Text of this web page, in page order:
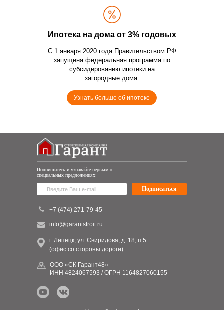
Ипотека на дома от 3% годовых
С 1 января 2020 года Правительством РФ
запущена федеральная программа по
субсидированию ипотеки на
загородные дома.
Узнать больше об ипотеке
Подпишитесь и узнавайте первым о
специальных предложениях:
Подписаться
+7 (474) 271-79-45
info@garantstroit.ru
г. Липецк, ул. Свиридова, д. 18, п.5
(офис со стороны дороги)
ООО «СК Гарант48»
ИНН 4824067593 / ОГРН 1164827060155